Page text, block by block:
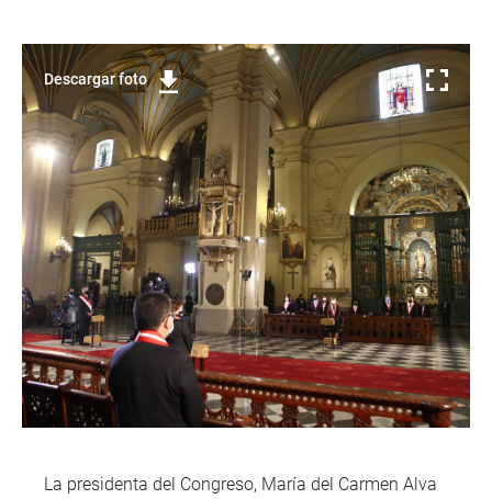
Descargar foto
La presidenta del Congreso, María del Carmen Alva